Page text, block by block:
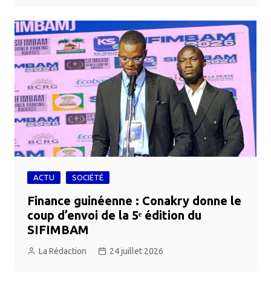
ACTU SOCIÉTÉ
Finance guinéenne : Conakry donne le
coup d’envoi de la 5ᵉ édition du
SIFIMBAM
La Rédaction 24 juillet 2026